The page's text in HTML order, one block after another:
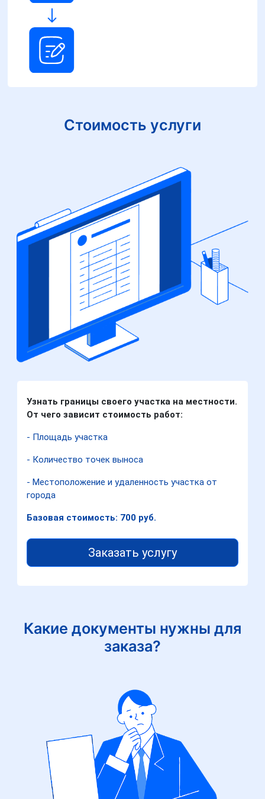
Стоимость услуги
Узнать границы своего участка на местности.
От чего зависит стоимость работ:
- Площадь участка
- Количество точек выноса
- Местоположение и удаленность участка от
города
Базовая стоимость: 700 руб.
Заказать услугу
Какие документы нужны для
заказа?